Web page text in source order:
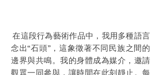
在這段行為藝術作品中，我用多種語言
念出“石頭”，這象徵著不同民族之間的
邊界與共鳴。我的身體成為媒介，邀請